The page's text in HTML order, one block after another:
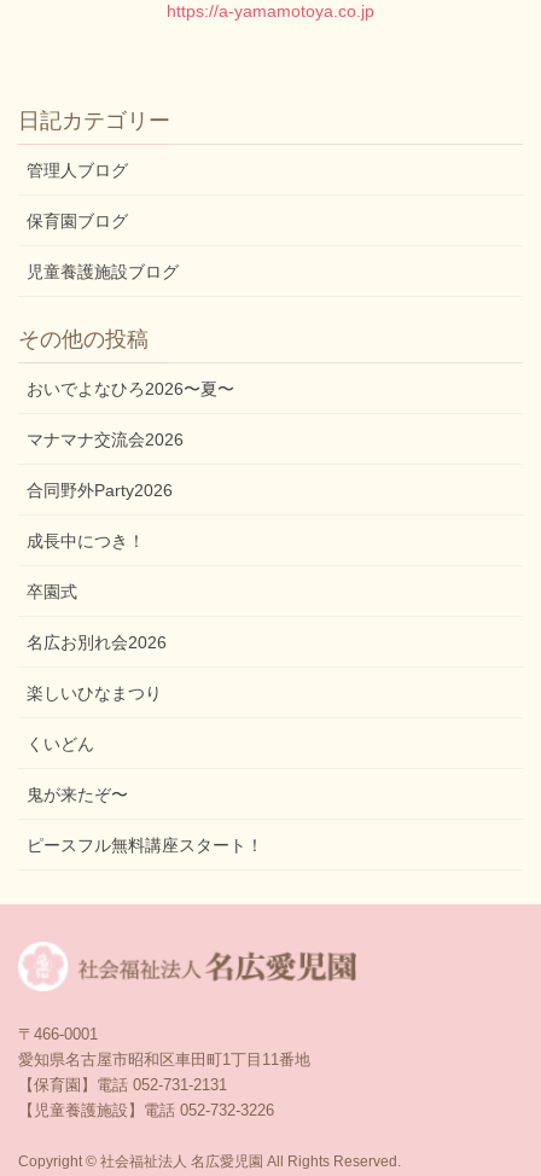
https://a-yamamotoya.co.jp
日記カテゴリー
管理人ブログ
保育園ブログ
児童養護施設ブログ
その他の投稿
おいでよなひろ2026〜夏〜
マナマナ交流会2026
合同野外Party2026
成長中につき！
卒園式
名広お別れ会2026
楽しいひなまつり
くいどん
鬼が来たぞ〜
ピースフル無料講座スタート！
〒466-0001
愛知県名古屋市昭和区車田町1丁目11番地
【保育園】電話 052-731-2131
【児童養護施設】電話 052-732-3226
Copyright © 社会福祉法人 名広愛児園 All Rights Reserved.